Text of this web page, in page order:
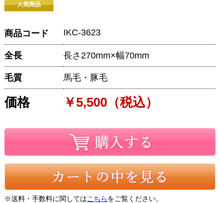
人気商品
商品コード IKC-3623
全長 長さ270mm×幅70mm
毛質 馬毛・豚毛
価格 ￥5,500（税込）
※送料・手数料に関してはこちらをご覧ください。